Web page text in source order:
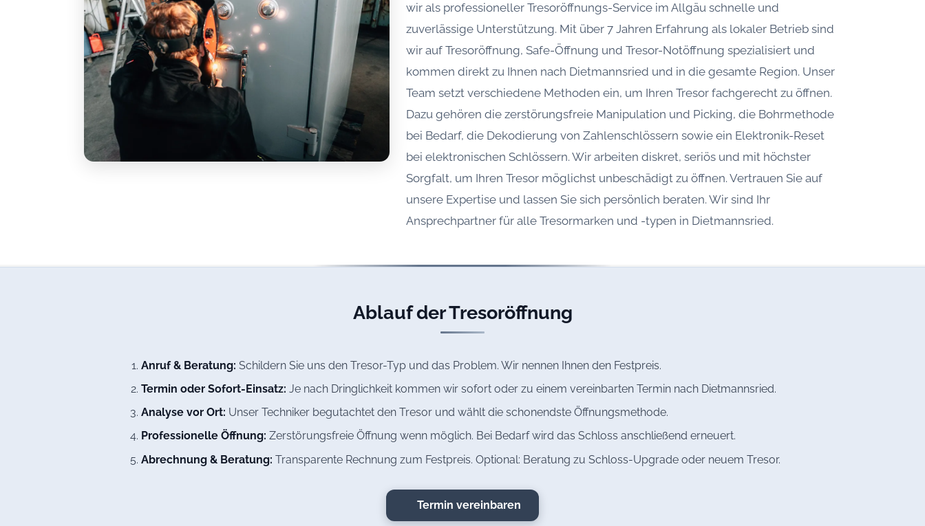
wir als professioneller Tresoröffnungs-Service im Allgäu schnelle und
zuverlässige Unterstützung. Mit über 7 Jahren Erfahrung als lokaler Betrieb sind
wir auf Tresoröffnung, Safe-Öffnung und Tresor-Notöffnung spezialisiert und
kommen direkt zu Ihnen nach Dietmannsried und in die gesamte Region. Unser
Team setzt verschiedene Methoden ein, um Ihren Tresor fachgerecht zu öffnen.
Dazu gehören die zerstörungsfreie Manipulation und Picking, die Bohrmethode
bei Bedarf, die Dekodierung von Zahlenschlössern sowie ein Elektronik-Reset
bei elektronischen Schlössern. Wir arbeiten diskret, seriös und mit höchster
Sorgfalt, um Ihren Tresor möglichst unbeschädigt zu öffnen. Vertrauen Sie auf
unsere Expertise und lassen Sie sich persönlich beraten. Wir sind Ihr
Ansprechpartner für alle Tresormarken und -typen in Dietmannsried.
Ablauf der Tresoröffnung
Anruf & Beratung: Schildern Sie uns den Tresor-Typ und das Problem. Wir nennen Ihnen den Festpreis.
Termin oder Sofort-Einsatz: Je nach Dringlichkeit kommen wir sofort oder zu einem vereinbarten Termin nach Dietmannsried.
Analyse vor Ort: Unser Techniker begutachtet den Tresor und wählt die schonendste Öffnungsmethode.
Professionelle Öffnung: Zerstörungsfreie Öffnung wenn möglich. Bei Bedarf wird das Schloss anschließend erneuert.
Abrechnung & Beratung: Transparente Rechnung zum Festpreis. Optional: Beratung zu Schloss-Upgrade oder neuem Tresor.
Termin vereinbaren